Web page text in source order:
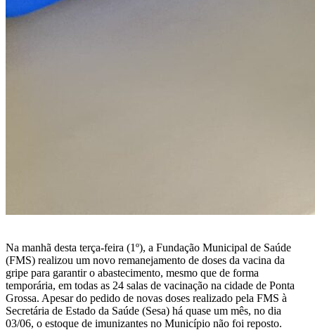
Na manhã desta terça-feira (1º), a Fundação Municipal de Saúde
(FMS) realizou um novo remanejamento de doses da vacina da
gripe para garantir o abastecimento, mesmo que de forma
temporária, em todas as 24 salas de vacinação na cidade de Ponta
Grossa. Apesar do pedido de novas doses realizado pela FMS à
Secretária de Estado da Saúde (Sesa) há quase um mês, no dia
03/06, o estoque de imunizantes no Município não foi reposto.